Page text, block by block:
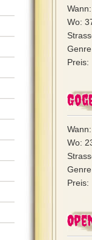
Wo:
Preis:
Wo:
Preis: